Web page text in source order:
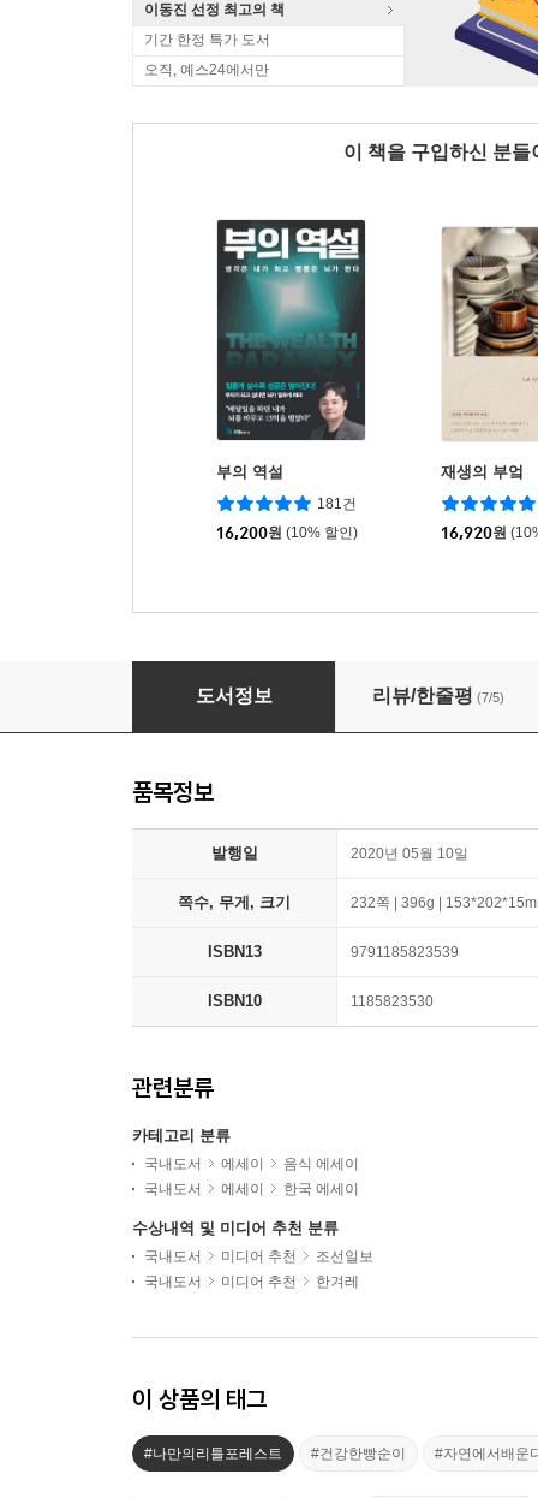
이동진 선정 최고의 책
기간 한정 특가 도서
오직, 예스24에서만
이 책을 구입하신 분
부의 역설
181건
16,200원 (10% 할인)
재생의 부엌
16,920원
월인정원, 밀밭의 식탁
도서정보 리뷰/한줄평 (7/5)
품목정보
발행일 2020년 05월 10일
쪽수, 무게, 크기 232쪽 | 396g |
ISBN13 9791185823539
ISBN10 1185823530
관련분류
카테고리 분류
국내도서 에세이
음식 에세이
국내도서
에세이 한국 에세이
수상내역 및 미디어 추천 분류
국내도서 미디어 추천
조선일보
국내도서
미디어 추천 한겨레
이 상품의 태그
#나만의리틀포레스트 #건강한빵순이 #자연에서배운